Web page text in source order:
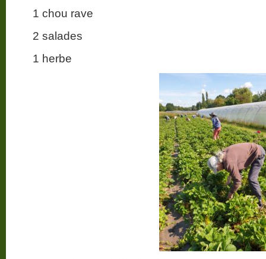
1 chou rave
2 salades
1 herbe